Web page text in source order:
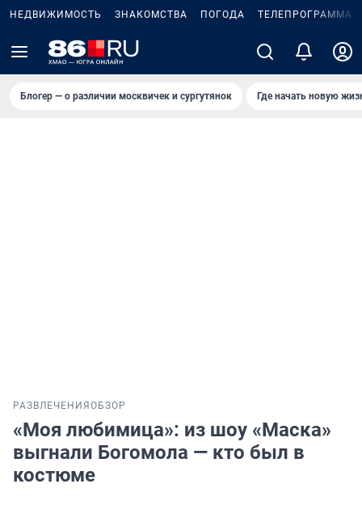
НЕДВИЖИМОСТЬ ЗНАКОМСТВА ПОГОДА ТЕЛЕПРОГРАММА
Блогер — о различии москвичек и сургутянок Где начать новую
РАЗВЛЕЧЕНИЯ ОБЗОР
«Моя любимица»: из шоу «Маска»
выгнали Богомола — кто был в
костюме